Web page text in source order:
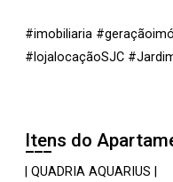
#imobiliaria
#lojalocaçãoSJC
Itens do
| QUADRIA AQUARIUS |